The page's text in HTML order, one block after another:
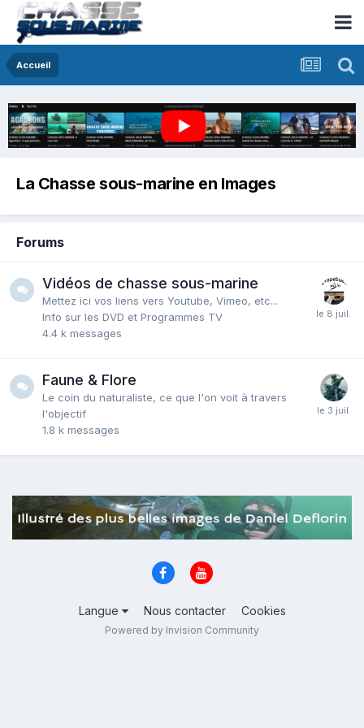
Accueil
La Chasse sous-marine en Images
Forums
Vidéos de chasse sous-marine
Mettez ici vos liens vers Youtube, Vimeo, etc...
Info sur les DVD et Programmes TV
4.4 k messages
Faune & Flore
Le coin du naturaliste, ce que l'on voit à travers
l'objectif
1.8 k messages
Langue Nous contacter Cookies
Powered by Invision Community